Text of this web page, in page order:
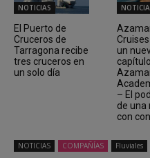
NOTICIAS
El Puerto de
Cruceros de
Tarragona recibe
tres cruceros en
un solo día
un
– El
de una
con
NOTICIAS COMPAÑÍAS Fluviales